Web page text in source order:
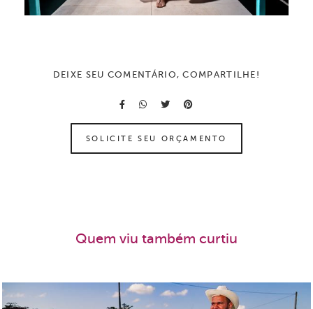
DEIXE SEU COMENTÁRIO, COMPARTILHE!
SOLICITE SEU ORÇAMENTO
Quem viu também curtiu